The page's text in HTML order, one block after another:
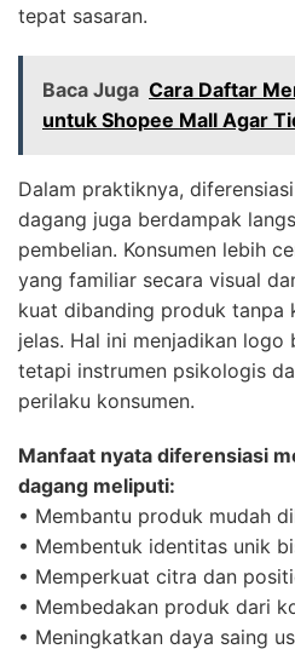
tepat sasaran.
Baca Juga Cara Daftar
untuk Shopee Mall Agar
Dalam praktiknya,
dagang juga berdampak
pembelian. Konsumen lebih
yang familiar secara visual
kuat dibanding produk tanpa
jelas. Hal ini menjadikan logo
tetapi instrumen psikologis
perilaku konsumen.
Manfaat nyata diferensiasi
dagang meliputi:
• Membantu produk mudah
• Membentuk identitas unik
• Memperkuat citra dan
• Membedakan produk dari
• Meningkatkan daya saing